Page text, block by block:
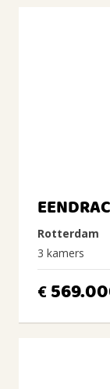
Rotterdam
3 kamers
€